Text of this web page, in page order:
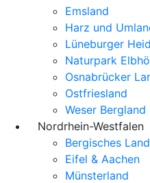
Emsland
Harz und
Lüneburger
Naturpark
Osnabrücker
Ostfriesland
Weser Bergland
Nordrhein-Westfalen
Bergisches Land
Eifel & Aachen
Münsterland